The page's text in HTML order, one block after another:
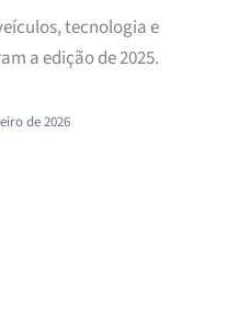
tecnologia e
a edição de 2025.
de 2026